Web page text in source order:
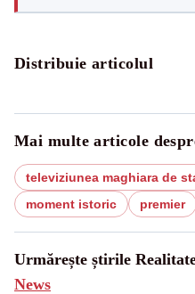
Distribuie articolul
Mai multe articole
televiziunea maghiara de
moment istoric
premier
Urmărește știrile
News